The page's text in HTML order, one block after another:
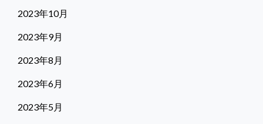
2023年10月
2023年9月
2023年8月
2023年6月
2023年5月